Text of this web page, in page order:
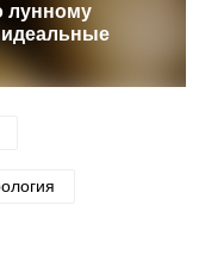
лунному